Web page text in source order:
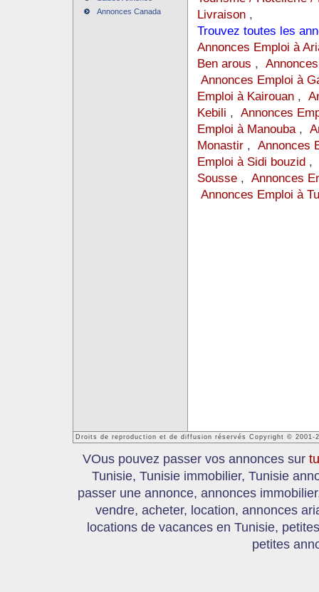
Annonces Canada
Livraison ,
Trouvez toutes les
Annonces Emploi à
Ben arous ,
Annonces Emploi à
Emploi à Kairouan,
Kebili , Annonces
Emploi à Manouba,
Monastir, Annonces
Emploi à Sidi bouzid,
Sousse, Annonces
Annonces Emploi à
Droits de reproduction et de diffusion réservés Copyright © 2001-
VOus pouvez passer vos annonces sur
Tunisie, Tunisie immobilier, Tunisie
passer une annonce, annonces
vendre, acheter, location, annonces
locations de vacances en Tunisie,
petites